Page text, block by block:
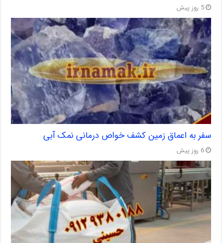
5 روز پیش
سفر به اعماق زمین کشف خواص درمانی نمک آبی
6 روز پیش